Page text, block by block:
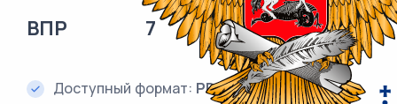
ВПР 7 Математика
Доступный формат: PDF и DOC (Word)